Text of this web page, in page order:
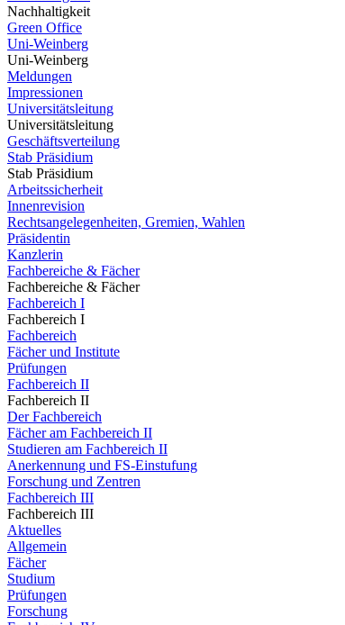
Nachhaltigkeit
Green Office
Uni-Weinberg
Uni-Weinberg
Meldungen
Impressionen
Universitätsleitung
Universitätsleitung
Geschäftsverteilung
Stab Präsidium
Stab Präsidium
Arbeitssicherheit
Innenrevision
Rechtsangelegenheiten, Gremien, Wahlen
Präsidentin
Kanzlerin
Fachbereiche & Fächer
Fachbereiche & Fächer
Fachbereich I
Fachbereich I
Fachbereich
Fächer und Institute
Prüfungen
Fachbereich II
Fachbereich II
Der Fachbereich
Fächer am Fachbereich II
Studieren am Fachbereich II
Anerkennung und FS-Einstufung
Forschung und Zentren
Fachbereich III
Fachbereich III
Aktuelles
Allgemein
Fächer
Studium
Prüfungen
Forschung